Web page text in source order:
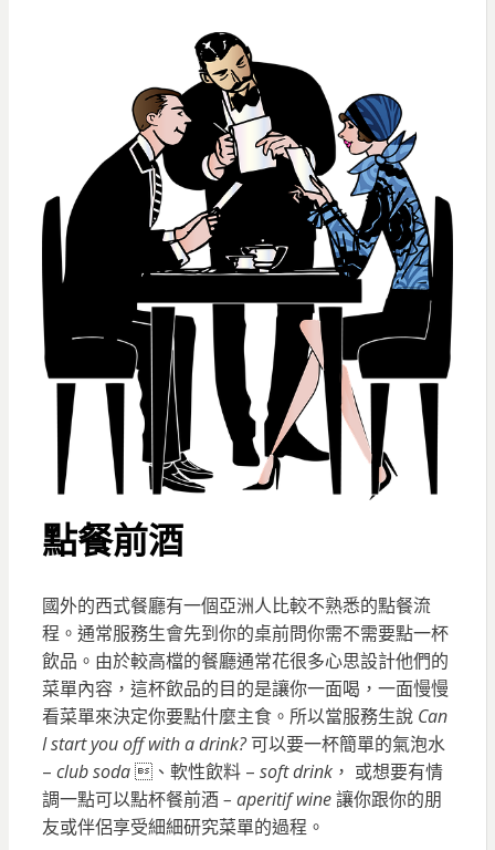
點餐前酒
國外的西式餐廳有一個亞洲人比較不熟悉的點餐流
程。通常服務生會先到你的桌前問你需不需要點一杯
飲品。由於較高檔的餐廳通常花很多心思設計他們的
菜單內容，這杯飲品的目的是讓你一面喝，一面慢慢
看菜單來決定你要點什麼主食。所以當服務生說 Can
I start you off with a drink?可以要一杯簡單的氣泡水
– club soda、軟性飲料 – soft drink， 或想要有情
調一點可以點杯餐前酒– aperitif wine讓你跟你的朋
友或伴侶享受細細研究菜單的過程。